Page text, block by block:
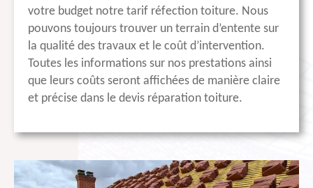
votre budget notre tarif réfection toiture. Nous
pouvons toujours trouver un terrain d’entente sur
la qualité des travaux et le coût d’intervention.
Toutes les informations sur nos prestations ainsi
que leurs coûts seront affichées de manière claire
et précise dans le devis réparation toiture.